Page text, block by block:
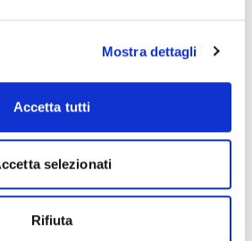
Mostra dettagli
Accetta tutti
selezionati
Rifiuta
pubblicata a
multimediale destinato ai
Lavoro sui temi della
Selezione e Ricollocazione